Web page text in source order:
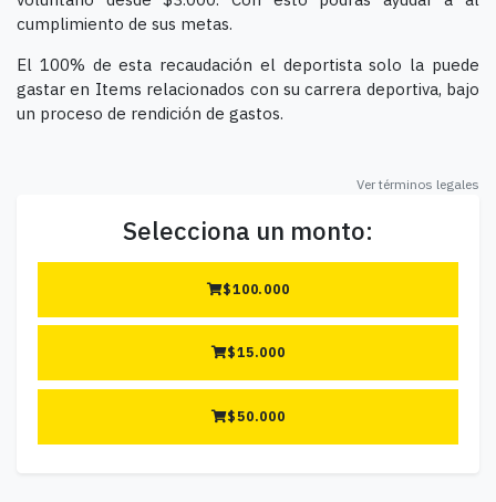
cumplimiento de sus metas.
El 100% de esta recaudación el deportista solo la puede
gastar en Items relacionados con su carrera deportiva, bajo
un proceso de rendición de gastos.
Ver términos legales
Selecciona un monto:
$100.000
$15.000
$50.000